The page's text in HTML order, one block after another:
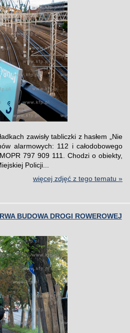
zawisły tabliczki z hasłem „Nie
alarmowych: 112 i całodobowego
797 909 111. Chodzi o obiekty,
Policji...
więcej zdjęć z tego tematu »
BUDOWA DROGI ROWEROWEJ